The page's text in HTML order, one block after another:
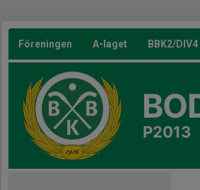
Föreningen A-laget BBK2/DIV4
P2013